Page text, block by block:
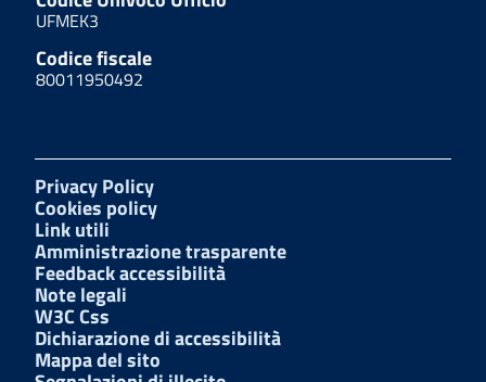
UFMEK3
Codice fiscale
80011950492
Privacy Policy
Cookies policy
Link utili
Amministrazione trasparente
Feedback accessibilità
Note legali
W3C Css
Dichiarazione di accessibilità
Mappa del sito